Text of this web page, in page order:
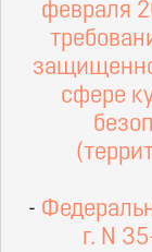
февраля
сфере
-
г. N